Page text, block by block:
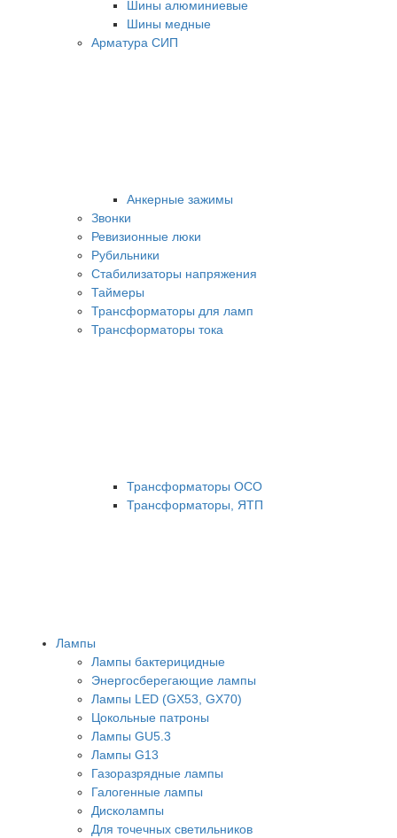
Шины алюминиевые
Шины медные
Арматура СИП
Анкерные зажимы
Звонки
Ревизионные люки
Рубильники
Стабилизаторы напряжения
Таймеры
Трансформаторы для ламп
Трансформаторы тока
Трансформаторы ОСО
Трансформаторы, ЯТП
Лампы
Лампы бактерицидные
Энергосберегающие лампы
Лампы LED (GX53, GX70)
Цокольные патроны
Лампы GU5.3
Лампы G13
Газоразрядные лампы
Галогенные лампы
Дисколампы
Для точечных светильников